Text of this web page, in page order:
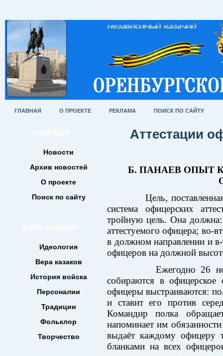
ГЛАВНАЯ О ПРОЕКТЕ РЕКЛАМА ПОИСК ПО САЙТУ
Новости
Архив новостей
О проекте
Поиск по сайту
Идеология
Вера казаков
История войска
Персоналии
Традиции
Фольклор
Творчество
Аттестации
Б. ПАНАЕВ ОПЫТ
Цель, поставленная
система офицерских
тройную цель. Она должна:
аттестуемого офицера; во-
в должном направлении и
офицеров на должной
Ежегодно 26
собираются в
офицеры выстраиваются:
и ставит его против
Командир полка
напоминает им
выдаёт каждому офицеру
бланками на всех